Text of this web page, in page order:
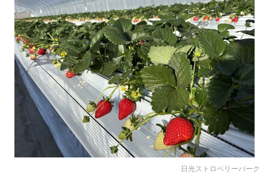
日光ストロベリーパーク